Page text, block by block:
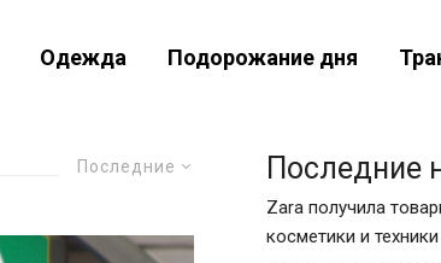
Одежда Подорожание дня
Последние Последние
Zara получила
косметики и